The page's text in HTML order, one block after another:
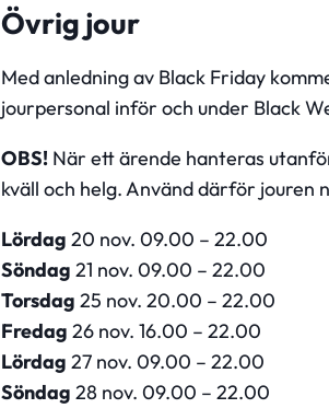
Övrig jour
Med anledning av Black Friday
jourpersonal inför och under Black
OBS! När ett ärende hanteras
kväll och helg. Använd därför jouren
Lördag 20 nov. 09.00 – 22.00
Söndag 21 nov. 09.00 – 22.00
Torsdag 25 nov. 20.00 – 22.00
Fredag 26 nov. 16.00 – 22.00
Lördag 27 nov. 09.00 – 22.00
Söndag 28 nov. 09.00 – 22.00